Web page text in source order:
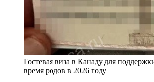
Гостевая виза в Канаду для
время родов в 2026 году